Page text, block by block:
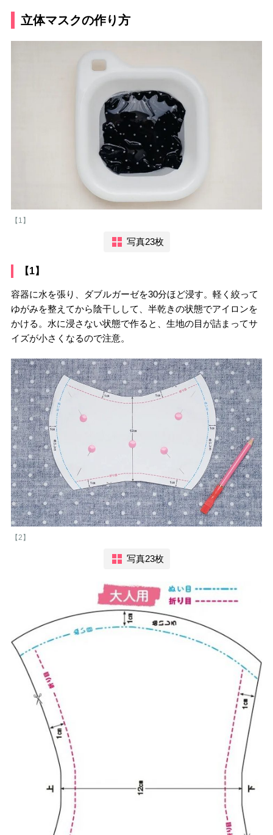
立体マスクの作り方
【1】
写真23枚
【1】
容器に水を張り、ダブルガーゼを30分ほど浸す。軽く絞って
ゆがみを整えてから陰干しして、半乾きの状態でアイロンを
かける。水に浸さない状態で作ると、生地の目が詰まってサ
イズが小さくなるので注意。
【2】
写真23枚